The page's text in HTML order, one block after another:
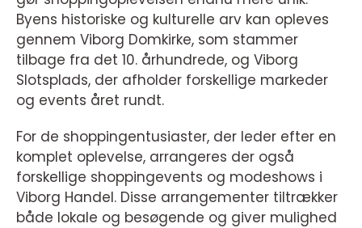
Byens historiske og kulturelle arv kan opleves
gennem Viborg Domkirke, som stammer
tilbage fra det 10. århundrede, og Viborg
Slotsplads, der afholder forskellige markeder
og events året rundt.
For de shoppingentusiaster, der leder efter en
komplet oplevelse, arrangeres der også
forskellige shoppingevents og modeshows i
Viborg Handel. Disse arrangementer tiltrækker
både lokale og besøgende og giver mulighed